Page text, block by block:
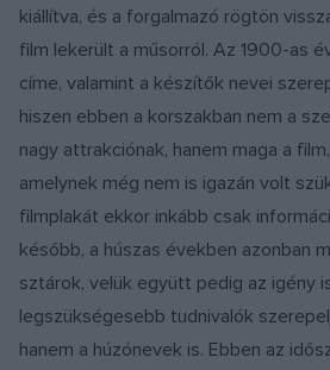
kiállítva, és a forgalmazó rögtön
film lekerült a műsorról. Az 1900-as
címe, valamint a készítők nevei
hiszen ebben a korszakban nem a
nagy attrakciónak, hanem maga a
amelynek még nem is igazán volt
filmplakát ekkor inkább csak
később, a húszas években azonban
sztárok, velük együtt pedig az igény
legszükségesebb tudnivalók
hanem a húzónevek is. Ebben az